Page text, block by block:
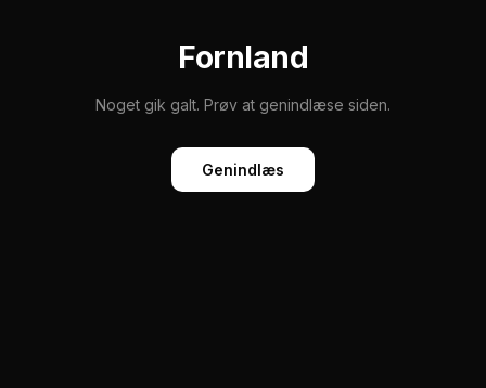
Fornland
Noget gik galt. Prøv at genindlæse siden.
Genindlæs